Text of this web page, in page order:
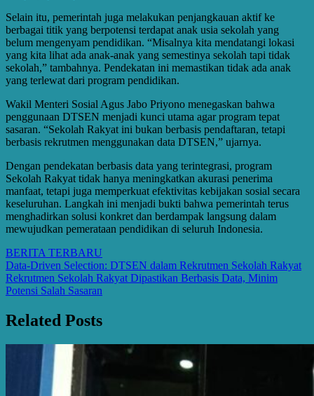
Selain itu, pemerintah juga melakukan penjangkauan aktif ke
berbagai titik yang berpotensi terdapat anak usia sekolah yang
belum mengenyam pendidikan. “Misalnya kita mendatangi lokasi
yang kita lihat ada anak-anak yang semestinya sekolah tapi tidak
sekolah,” tambahnya. Pendekatan ini memastikan tidak ada anak
yang terlewat dari program pendidikan.
Wakil Menteri Sosial Agus Jabo Priyono menegaskan bahwa
penggunaan DTSEN menjadi kunci utama agar program tepat
sasaran. “Sekolah Rakyat ini bukan berbasis pendaftaran, tetapi
berbasis rekrutmen menggunakan data DTSEN,” ujarnya.
Dengan pendekatan berbasis data yang terintegrasi, program
Sekolah Rakyat tidak hanya meningkatkan akurasi penerima
manfaat, tetapi juga memperkuat efektivitas kebijakan sosial secara
keseluruhan. Langkah ini menjadi bukti bahwa pemerintah terus
menghadirkan solusi konkret dan berdampak langsung dalam
mewujudkan pemerataan pendidikan di seluruh Indonesia.
BERITA TERBARU
Post
navigation
Data-Driven Selection: DTSEN dalam Rekrutmen Sekolah Rakyat
Rekrutmen Sekolah Rakyat Dipastikan Berbasis Data, Minim
Potensi Salah Sasaran
Related Posts